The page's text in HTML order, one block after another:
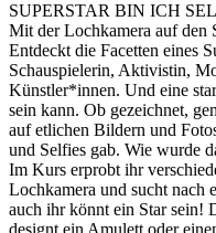
SUPERSTAR BIN ICH
Mit der Lochkamera auf den
Entdeckt die Facetten eines
Schauspielerin, Aktivistin,
Künstler*innen. Und eine
sein kann. Ob gezeichnet,
auf etlichen Bildern und
und Selfies gab. Wie wurde
Im Kurs erprobt ihr
Lochkamera und sucht nach
auch ihr könnt ein Star sein!